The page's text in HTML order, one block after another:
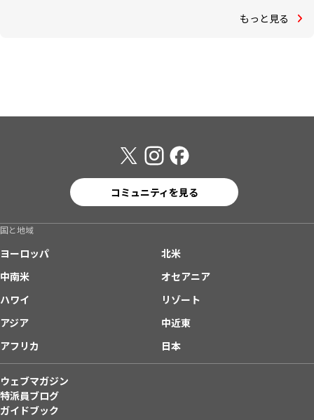
もっと見る
コミュニティを見る
国と地域
ヨーロッパ
北米
中南米
オセアニア
ハワイ
リゾート
アジア
中近東
アフリカ
日本
ウェブマガジン
特派員ブログ
ガイドブック